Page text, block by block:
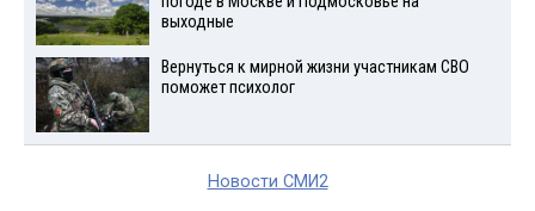
выходные
Вернуться к мирной жизни участникам СВО
поможет психолог
Новости СМИ2